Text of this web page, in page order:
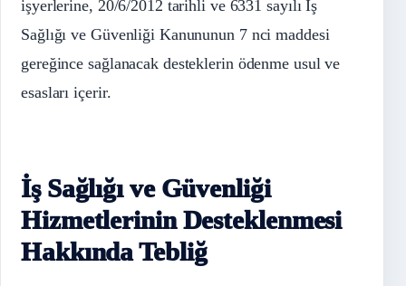
işyerlerine, 20/6/2012 tarihli ve 6331 sayılı İş
Sağlığı ve Güvenliği Kanununun 7 nci maddesi
gereğince sağlanacak desteklerin ödenme usul ve
esasları içerir.
İş Sağlığı ve Güvenliği
Hizmetlerinin Desteklenmesi
Hakkında Tebliğ